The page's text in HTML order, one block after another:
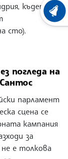
където
сто).
погледа на
парламент
сцена се
кампания
за
е толкова